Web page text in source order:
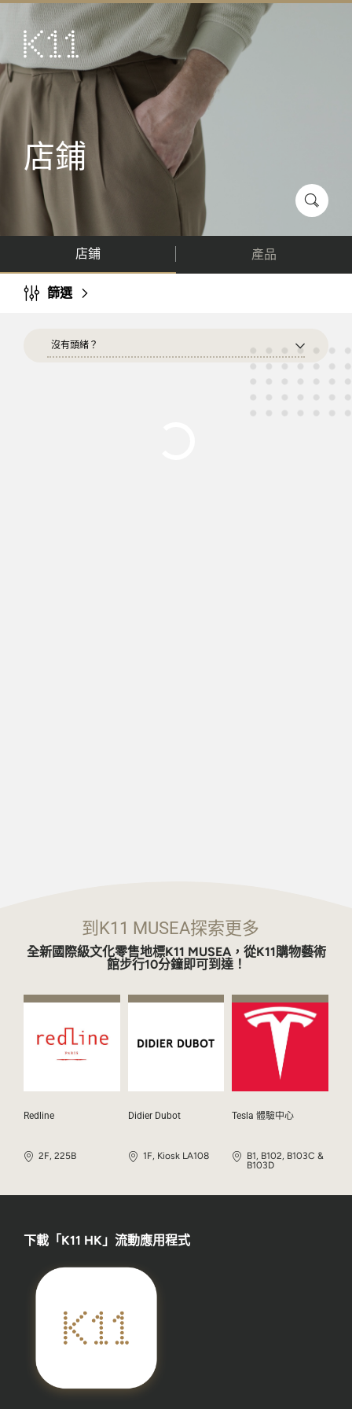
藝術及文化
店鋪
美饌
活動
優惠及推廣
關於
店鋪
店鋪 產品
篩選
沒有頭緒？
到K11 MUSEA探索更多
全新國際級文化零售地標K11 MUSEA，從K11購物藝術
館步行10分鐘即可到達！
Redline
2F, 225B
Didier Dubot
1F, Kiosk LA108
Tesla 體驗中心
B1, B102, B103C &
B103D
下載「K11 HK」流動應用程式